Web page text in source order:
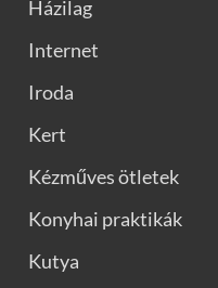
Házilag
Internet
Iroda
Kert
Kézműves ötletek
Konyhai praktikák
Kutya